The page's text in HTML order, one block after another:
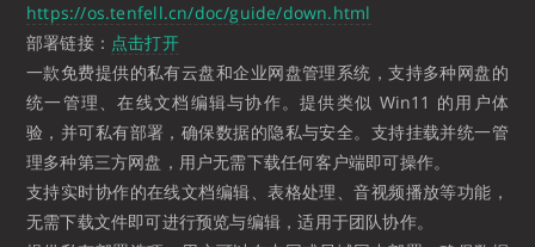
https://os.tenfell.cn/doc/guide/down.html
部署链接： 点击打开
一款免费提供的私有云盘和企业网盘管理系统，支持多种网盘的
统一管理、在线文档编辑与协作。提供类似 Win11 的用户体
验，并可私有部署，确保数据的隐私与安全。支持挂载并统一管
理多种第三方网盘，用户无需下载任何客户端即可操作。
支持实时协作的在线文档编辑、表格处理、音视频播放等功能，
无需下载文件即可进行预览与编辑，适用于团队协作。